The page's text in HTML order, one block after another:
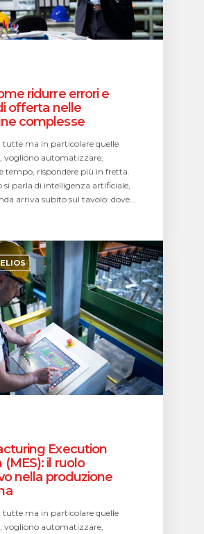
nelle
macchine
complesse
ridurre errori e
offerta nelle
complesse
tutte ma in particolare quelle
vogliono automatizzare,
tempo, rispondere più in fretta.
si parla di intelligenza artificiale,
arriva subito sul tavolo: dove…
Manufacturing
Execution
System
(MES):
ruolo
operativo
nella
produzione
moderna
Execution
(MES): il ruolo
nella produzione
tutte ma in particolare quelle
vogliono automatizzare,